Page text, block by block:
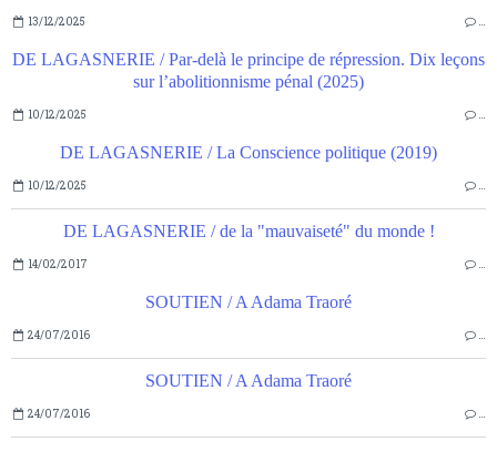
13/12/2025 …
DE LAGASNERIE / Par-delà le principe de répression. Dix leçons
sur l’abolitionnisme pénal (2025)
10/12/2025 …
DE LAGASNERIE / La Conscience politique (2019)
10/12/2025 …
DE LAGASNERIE / de la "mauvaiseté" du monde !
14/02/2017 …
SOUTIEN / A Adama Traoré
24/07/2016 …
SOUTIEN / A Adama Traoré
24/07/2016 …